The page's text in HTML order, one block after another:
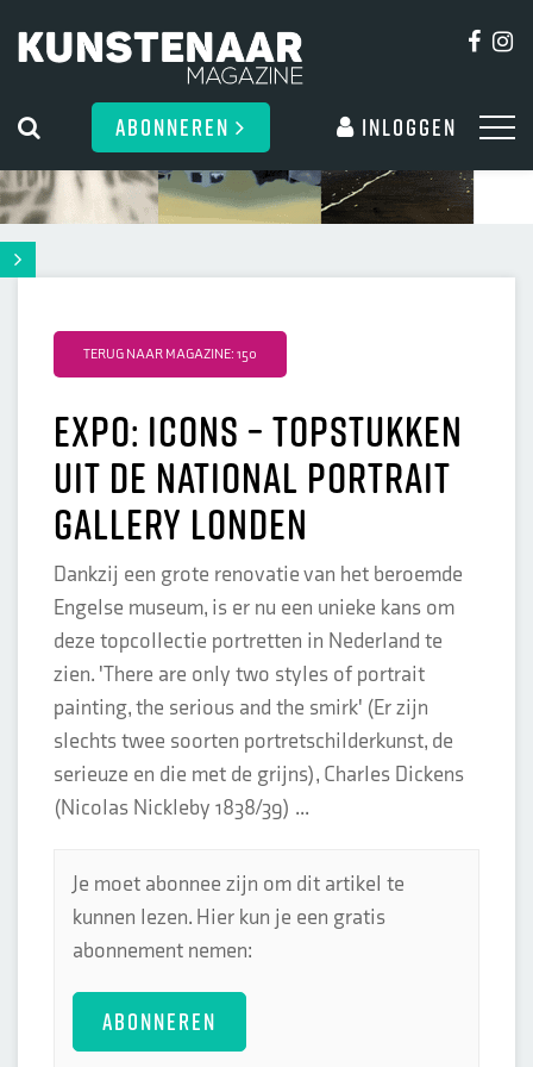
ABONNEREN Inloggen
TERUG NAAR MAGAZINE: 150
EXPO: ICONS – Topstukken
uit de National Portrait
Gallery Londen
Dankzij een grote renovatie van het beroemde
Engelse museum, is er nu een unieke kans om
deze topcollectie portretten in Nederland te
zien. 'There are only two styles of portrait
painting, the serious and the smirk' (Er zijn
slechts twee soorten portretschilderkunst, de
serieuze en die met de grijns), Charles Dickens
(Nicolas Nickleby 1838/39) ...
Je moet abonnee zijn om dit artikel te
kunnen lezen. Hier kun je een gratis
abonnement nemen:
ABONNEREN